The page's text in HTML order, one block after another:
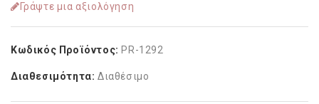
Γράψτε μια αξιολόγηση
Κωδικός Προϊόντος: PR-1292
Διαθεσιμότητα: Διαθέσιμο